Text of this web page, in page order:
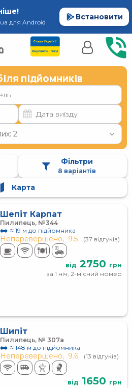
для Android
Встановити
підйомників
2
Фільтри
8 варіантів
Карта
Шепіт Карпат
Пилипець, №344
≈ 19 м до підйомника
Неперевершено, 9.5 (37 відгуків)
від 2750 грн
за 1 ніч, 2-місний номер
Шипіт
Пилипець, № 307а
≈ 148 м до підйомника
Неперевершено, 9.6 (13 відгуків)
від 1650 грн